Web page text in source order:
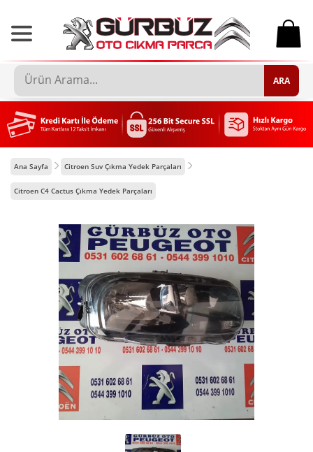
0
ARA
Ana Sayfa Citroen Suv Çıkma Yedek Parçaları
Citroen C4 Cactus Çıkma Yedek Parçaları